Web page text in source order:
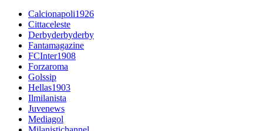
Calcionapoli1926
Cittaceleste
Derbyderbyderby
Fantamagazine
FCInter1908
Forzaroma
Golssip
Hellas1903
Ilmilanista
Juvenews
Mediagol